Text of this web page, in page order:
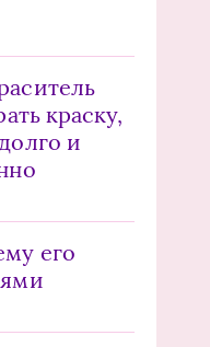
краску,
и
его